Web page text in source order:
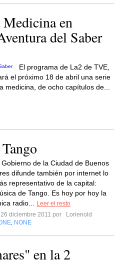
en
del Saber
El programa de La2 de TVE,
el próximo 18 de abril una serie
medicina, de ocho capítulos de...
Gobierno de la Ciudad de Buenos
difunde también por internet lo
representativo de la capital:
de Tango. Es hoy por hoy la
radio...
Leer el resto
26 diciembre 2011 por
Lorienold
NONE
en la 2